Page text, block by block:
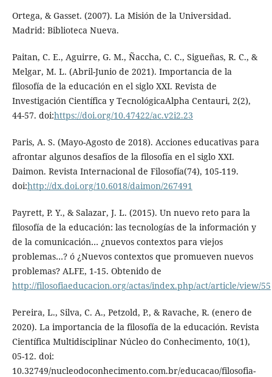
Ortega, & Gasset. (2007). La Misión de la Universidad.
Madrid: Biblioteca Nueva.
Paitan, C. E., Aguirre, G. M., Ñaccha, C. C., Sigueñas, R. C., &
Melgar, M. L. (Abril-Junio de 2021). Importancia de la
filosofía de la educación en el siglo XXI. Revista de
Investigación Científica y TecnológicaAlpha Centauri, 2(2),
44-57. doi:https://doi.org/10.47422/ac.v2i2.23
Paris, A. S. (Mayo-Agosto de 2018). Acciones educativas para
afrontar algunos desafíos de la filosofía en el siglo XXI.
Daimon. Revista Internacional de Filosofía(74), 105-119.
doi:http://dx.doi.org/10.6018/daimon/267491
Payrett, P. Y., & Salazar, J. L. (2015). Un nuevo reto para la
filosofía de la educación: las tecnologías de la información y
de la comunicación… ¿nuevos contextos para viejos
problemas…? ó ¿Nuevos contextos que promueven nuevos
problemas? ALFE, 1-15. Obtenido de
http://filosofiaeducacion.org/actas/index.php/act/article/view/55
Pereira, L., Silva, C. A., Petzold, P., & Ravache, R. (enero de
2020). La importancia de la filosofía de la educación. Revista
Científica Multidisciplinar Núcleo do Conhecimento, 10(1),
05-12. doi:
10.32749/nucleodoconhecimento.com.br/educacao/filosofia-